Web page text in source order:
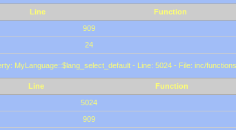
Line
Function
909
24
MyLanguage::$lang_select_default - Line: 5024 - File: inc/
Line
Function
5024
909